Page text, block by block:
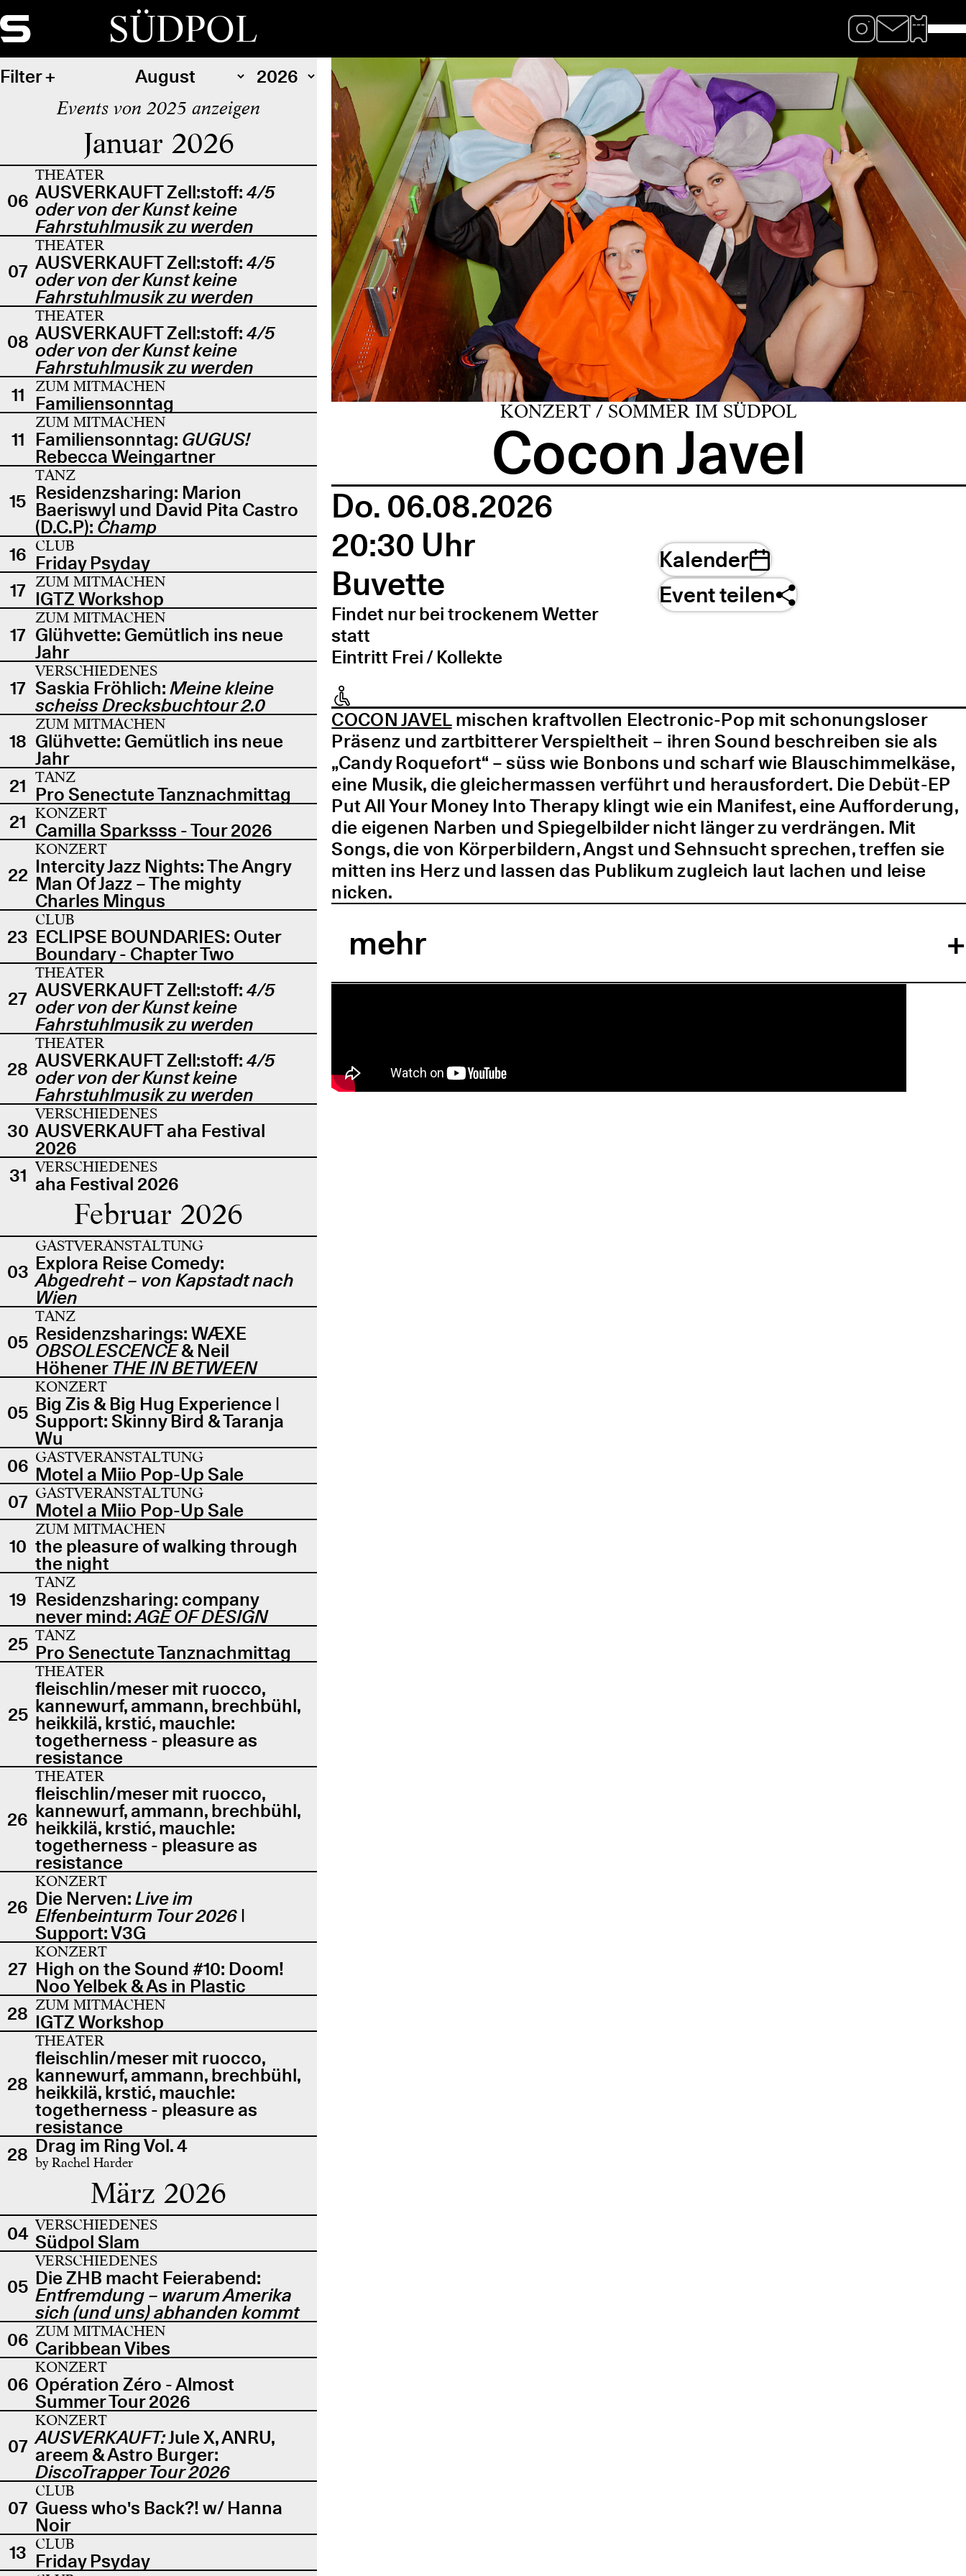
SÜDPOL
Filter
Events von 2025 anzeigen
Januar 2026
06
THEATER
AUSVERKAUFT Zell:stoff: 4/5
oder von der Kunst keine
Fahrstuhlmusik zu werden
07
THEATER
AUSVERKAUFT Zell:stoff: 4/5
oder von der Kunst keine
Fahrstuhlmusik zu werden
08
THEATER
AUSVERKAUFT Zell:stoff: 4/5
oder von der Kunst keine
Fahrstuhlmusik zu werden
11
ZUM MITMACHEN
Familiensonntag
11
ZUM MITMACHEN
Familiensonntag: GUGUS!
Rebecca Weingartner
15
TANZ
Residenzsharing: Marion
Baeriswyl und David Pita Castro
(D.C.P): Champ
16 CLUB
Friday Psyday
17 ZUM MITMACHEN
IGTZ Workshop
17
ZUM MITMACHEN
Glühvette: Gemütlich ins neue
Jahr
17
VERSCHIEDENES
Saskia Fröhlich: Meine kleine
scheiss Drecksbuchtour 2.0
18
ZUM MITMACHEN
Glühvette: Gemütlich ins neue
Jahr
21 TANZ
Pro Senectute Tanznachmittag
21 KONZERT
Camilla Sparksss - Tour 2026
22
KONZERT
Intercity Jazz Nights: The Angry
Man Of Jazz – The mighty
Charles Mingus
23
CLUB
ECLIPSE BOUNDARIES: Outer
Boundary - Chapter Two
27
THEATER
AUSVERKAUFT Zell:stoff: 4/5
oder von der Kunst keine
Fahrstuhlmusik zu werden
28
THEATER
AUSVERKAUFT Zell:stoff: 4/5
oder von der Kunst keine
Fahrstuhlmusik zu werden
30
VERSCHIEDENES
AUSVERKAUFT aha Festival
2026
31 VERSCHIEDENES
aha Festival 2026
Februar 2026
03
GASTVERANSTALTUNG
Explora Reise Comedy:
Abgedreht – von Kapstadt nach
Wien
05
TANZ
Residenzsharings: WÆXE
OBSOLESCENCE& Neil
Höhener THE IN BETWEEN
05
KONZERT
Big Zis & Big Hug Experience |
Support: Skinny Bird & Taranja
Wu
06 GASTVERANSTALTUNG
Motel a Miio Pop-Up Sale
07 GASTVERANSTALTUNG
Motel a Miio Pop-Up Sale
10
ZUM MITMACHEN
the pleasure of walking through
the night
19
TANZ
Residenzsharing: company
never mind:AGE OF DESIGN
25 TANZ
Pro Senectute Tanznachmittag
25
THEATER
fleischlin/meser mit ruocco,
kannewurf, ammann, brechbühl,
heikkilä, krstić, mauchle:
togetherness - pleasure as
resistance
26
THEATER
fleischlin/meser mit ruocco,
kannewurf, ammann, brechbühl,
heikkilä, krstić, mauchle:
togetherness - pleasure as
resistance
26
KONZERT
Die Nerven:Live im
Elfenbeinturm Tour 2026 |
Support: V3G
27
KONZERT
High on the Sound #10: Doom!
Noo Yelbek & As in Plastic
28 ZUM MITMACHEN
IGTZ Workshop
28
THEATER
fleischlin/meser mit ruocco,
kannewurf, ammann, brechbühl,
heikkilä, krstić, mauchle:
togetherness - pleasure as
resistance
28 Drag im Ring Vol. 4
by Rachel Harder
März 2026
04 VERSCHIEDENES
Südpol Slam
05
VERSCHIEDENES
Die ZHB macht Feierabend:
Entfremdung – warum Amerika
sich (und uns) abhanden kommt
06 ZUM MITMACHEN
Caribbean Vibes
06
KONZERT
Opération Zéro - Almost
Summer Tour 2026
07
KONZERT
AUSVERKAUFT:Jule X, ANRU,
areem & Astro Burger:
DiscoTrapper Tour 2026
07
CLUB
Guess who's Back?! w/ Hanna
Noir
13 CLUB
Friday Psyday
KONZERT / SOMMER IM SÜDPOL
Cocon Javel
Do. 06.08.2026
20:30 Uhr
Buvette
Findet nur bei trockenem Wetter
statt
Eintritt Frei / Kollekte
Kalender
Event teilen
COCON JAVELmischen kraftvollen Electronic-Pop mit schonungsloser
Präsenz und zartbitterer Verspieltheit – ihren Sound beschreiben sie als
„Candy Roquefort“ – süss wie Bonbons und scharf wie Blauschimmelkäse,
eine Musik, die gleichermassen verführt und herausfordert. Die Debüt-EP
Put All Your Money Into Therapy klingt wie ein Manifest, eine Aufforderung,
die eigenen Narben und Spiegelbilder nicht länger zu verdrängen. Mit
Songs, die von Körperbildern, Angst und Sehnsucht sprechen, treffen sie
mitten ins Herz und lassen das Publikum zugleich laut lachen und leise
nicken.
mehr